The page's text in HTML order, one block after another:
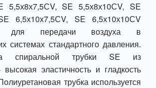
5,5х8х7,5СV, SE 5,5х8х10СV, SE
6,5х10х7,5СV, SE 6,5х10х10СV
для передачи воздуха в
системах стандартного давления.
спиральной трубки SE из
эластичность и гладкость
трубка используется